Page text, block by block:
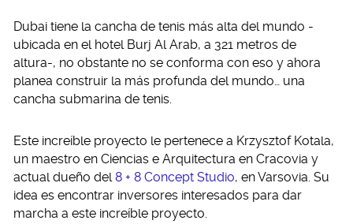
Dubai tiene la cancha de tenis más alta del mundo -
ubicada en el hotel Burj Al Arab, a 321 metros de
altura-, no obstante no se conforma con eso y ahora
planea construir la más profunda del mundo… una
cancha submarina de tenis.
Este increíble proyecto le pertenece a Krzysztof Kotala,
un maestro en Ciencias e Arquitectura en Cracovia y
actual dueño del8 + 8 Concept Studio, en Varsovia. Su
idea es encontrar inversores interesados para dar
marcha a este increíble proyecto.